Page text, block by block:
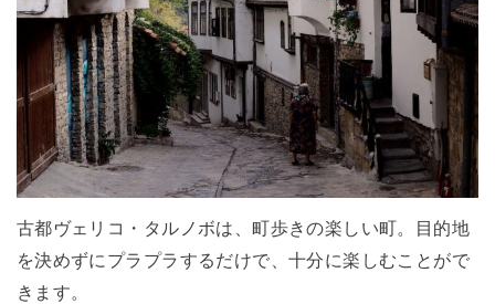
古都ヴェリコ・タルノボは、町歩きの楽しい町。目的地
を決めずにプラプラするだけで、十分に楽しむことがで
きます。